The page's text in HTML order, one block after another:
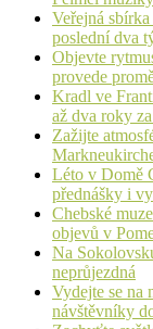
Veřejná
poslední dva
Objevte
provede
Kradl ve
až dva roky
Zažijte
Léto v Domě
přednášky i
Chebské
objevů v
Na
neprůjezdná
Vydejte se na
návštěvníky